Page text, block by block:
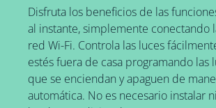
Disfruta los beneficios de las
al instante, simplemente conectando
red Wi-Fi. Controla las luces
estés fuera de casa programando las
que se enciendan y apaguen de
automática. No es necesario instalar